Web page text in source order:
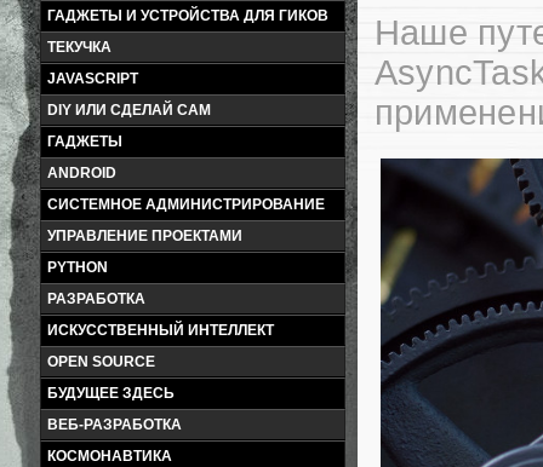
ГАДЖЕТЫ И УСТРОЙСТВА ДЛЯ ГИКОВ
ТЕКУЧКА
JAVASCRIPT
DIY ИЛИ СДЕЛАЙ САМ
ГАДЖЕТЫ
ANDROID
СИСТЕМНОЕ АДМИНИСТРИРОВАНИЕ
УПРАВЛЕНИЕ ПРОЕКТАМИ
PYTHON
РАЗРАБОТКА
ИСКУССТВЕННЫЙ ИНТЕЛЛЕКТ
OPEN SOURCE
БУДУЩЕЕ ЗДЕСЬ
ВЕБ-РАЗРАБОТКА
КОСМОНАВТИКА
Наше